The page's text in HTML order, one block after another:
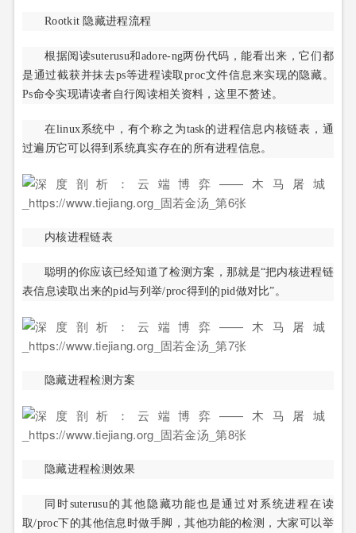
Rootkit 隐藏进程流程
根据阅读suterusu和adore-ng两份代码，能看出来，它们都
是通过截获并抹去ps等进程读取proc文件信息来实现的隐藏。
Ps命令实现请读者自行阅读相关资料，这里不赘述。
在linux系统中，有个称之为task的进程信息内核链表，通
过遍历它可以得到系统真实存在的所有进程信息。
内核进程链表
聪明的你应该已经知道了检测方案，那就是“把内核进程链
表信息读取出来的pid与列举/proc得到的pid做对比”。
隐藏进程检测方案
隐藏进程检测效果
同时suterusu的其他隐藏功能也是通过对系统进程在读
取/proc下的其他信息时做手脚，其他功能的检测，大家可以举